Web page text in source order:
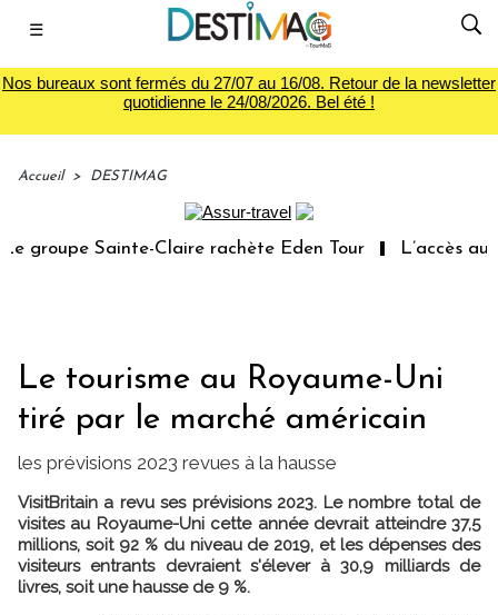
☰
Nos bureaux sont fermés du 27/07 au 16/08. Retour de la newsletter
quotidienne le 24/08/2026. Bel été !
Accueil > DESTIMAG
groupe Sainte-Claire rachète Eden Tour L’accès
Le tourisme au Royaume-Uni
tiré par le marché américain
les prévisions 2023 revues à la hausse
VisitBritain a revu ses prévisions 2023. Le nombre total de
visites au Royaume-Uni cette année devrait atteindre 37,5
millions, soit 92 % du niveau de 2019, et les dépenses des
visiteurs entrants devraient s'élever à 30,9 milliards de
livres, soit une hausse de 9 %.